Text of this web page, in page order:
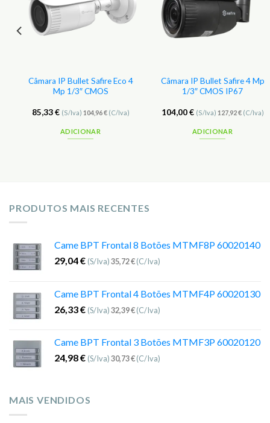
Câmara IP Bullet Safire Eco 4
Mp 1/3″ CMOS
85,33€ (S/Iva) 104,96€(C/Iva)
ADICIONAR
Câmara IP Bullet Safire 4 Mp
1/3″ CMOS IP67
104,00€ (S/Iva) 127,92€(C/Iva)
ADICIONAR
PRODUTOS MAIS RECENTES
Came BPT Frontal 8 Botões MTMF8P 60020140
29,04€ (S/Iva)35,72€(C/Iva)
Came BPT Frontal 4 Botões MTMF4P 60020130
26,33€ (S/Iva)32,39€(C/Iva)
Came BPT Frontal 3 Botões MTMF3P 60020120
24,98€ (S/Iva)30,73€(C/Iva)
MAIS VENDIDOS